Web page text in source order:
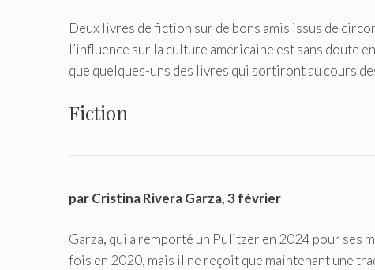
Deux livres de fiction sur de bons amis issus de
l’influence sur la culture américaine est sans doute
que quelques-uns des livres qui sortiront au cours
Fiction
par Cristina Rivera Garza, 3 février
Garza, qui a remporté un Pulitzer en 2024 pour ses
fois en 2020, mais il ne reçoit que maintenant une